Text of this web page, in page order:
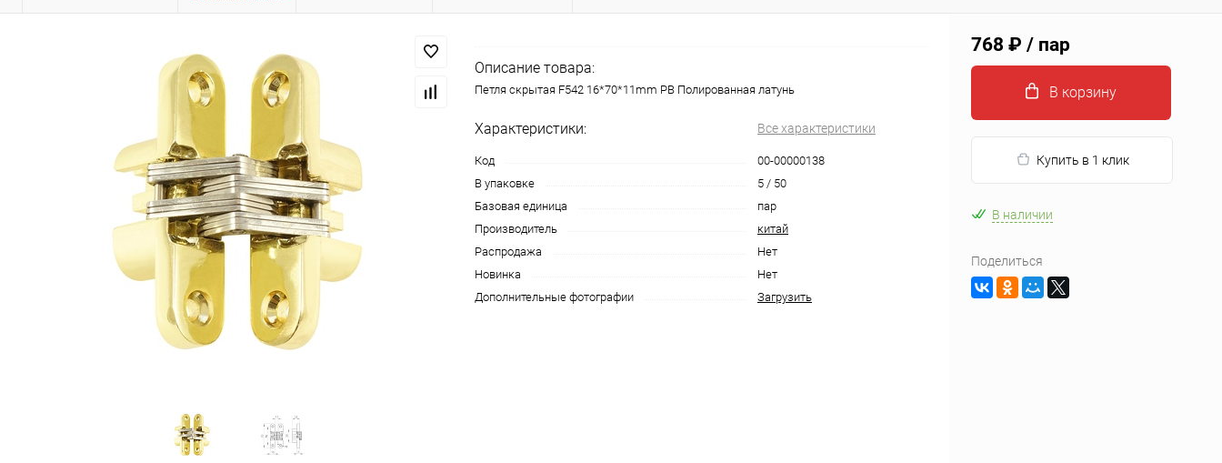
Описание товара:
Петля скрытая F542 16*70*11mm PB Полированная латунь
Характеристики: Все характеристики
Код
00-00000138
В упаковке
5 / 50
Базовая единица
пар
Производитель
китай
Распродажа
Нет
Новинка
Нет
Дополнительные фотографии
Загрузить
768 ₽ / пар
В корзину
Купить в 1 клик
В наличии
Поделиться